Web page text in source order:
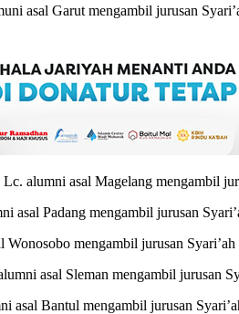
asal Garut mengambil jurusan
alumni asal Magelang mengambil
asal Padang mengambil jurusan
mengambil jurusan
asal Sleman mengambil jurusan
asal Bantul mengambil jurusan